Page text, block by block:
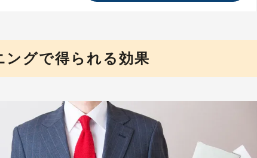
ングで得られる効果